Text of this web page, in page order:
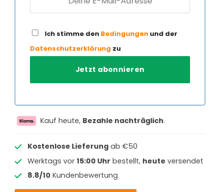
Ich stimme den Bedingungen und der
Datenschutzerklärung zu
Kauf heute, Bezahle nachträglich.
Kostenlose Lieferungab €50
Werktags vor 15:00 Uhr bestellt, heute versendet
8.8/10 Kundenbewertung